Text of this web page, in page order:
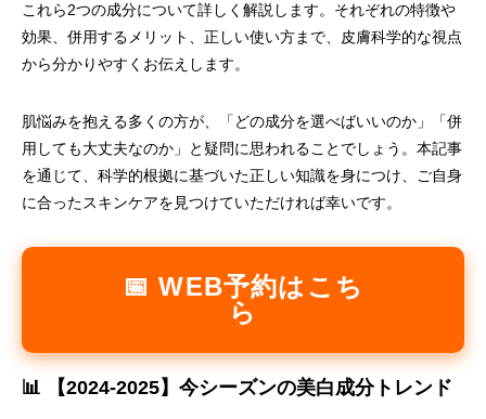
これら2つの成分について詳しく解説します。それぞれの特徴や
効果、併用するメリット、正しい使い方まで、皮膚科学的な視点
から分かりやすくお伝えします。
肌悩みを抱える多くの方が、「どの成分を選べばいいのか」「併
用しても大丈夫なのか」と疑問に思われることでしょう。本記事
を通じて、科学的根拠に基づいた正しい知識を身につけ、ご自身
に合ったスキンケアを見つけていただければ幸いです。
📅 WEB予約はこち
ら
📊 【2024-2025】今シーズンの美白成分トレンド